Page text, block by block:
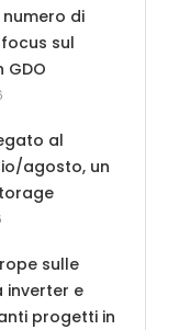
numero di
sul
al
agosto, un
sulle
inverter e
progetti in